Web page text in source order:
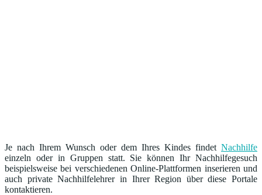
Je nach Ihrem Wunsch oder dem Ihres Kindes findet Nachhilfe
einzeln oder in Gruppen statt. Sie können Ihr Nachhilfegesuch
beispielsweise bei verschiedenen Online-Plattformen inserieren und
auch private Nachhilfelehrer in Ihrer Region über diese Portale
kontaktieren.